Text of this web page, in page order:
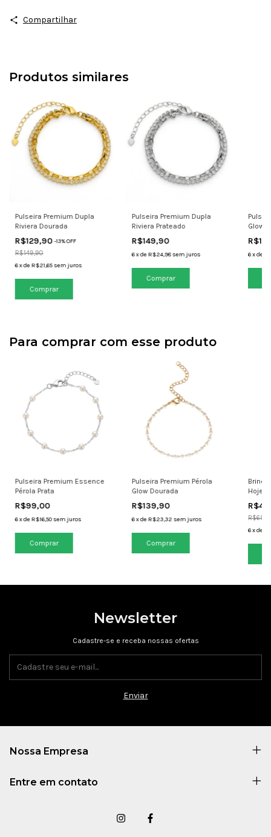
Compartilhar
Produtos similares
Pulseira Premium Dupla
Riviera Dourada
R$129,90-13% OFF
R$149,90
6xdeR$21,65sem juros
Pulseira Premium Dupla
Riviera Prateado
R$149,90
6xdeR$24,98 sem juros
Glow
6xde
Para comprar com esse produto
Pulseira Premium Essence
Pérola Prata
R$99,00
6xdeR$16,50sem juros
Pulseira Premium Pérola
Glow Dourada
R$139,90
6xdeR$23,32 sem juros
Brinco
Hoje
6xde
Newsletter
Cadastre-se e receba nossas ofertas
Nossa Empresa
Entre em contato